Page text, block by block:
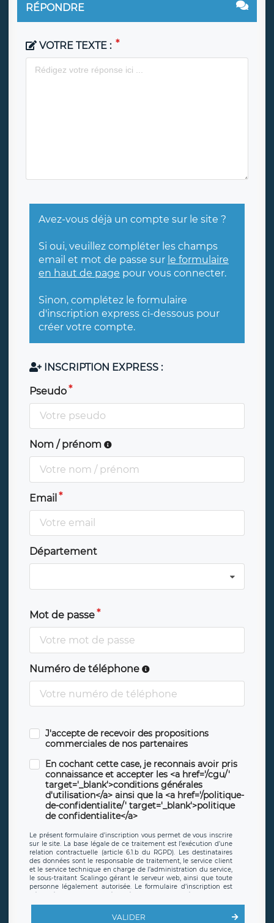
RÉPONDRE
VOTRE TEXTE :
Avez-vous déjà un compte sur le site ?
Si oui, veuillez compléter les champs
email et mot de passe sur le formulaire
en haut de page pour vous connecter.
Sinon, complétez le formulaire
d'inscription express ci-dessous pour
créer votre compte.
INSCRIPTION EXPRESS :
Pseudo
Nom / prénom
Email
Département
Mot de passe
Numéro de téléphone
J'accepte de recevoir des propositions
commerciales de nos partenaires
En cochant cette case, je reconnais avoir pris
connaissance et accepter les <a href='/cgu/'
target='_blank'>conditions générales
d'utilisation</a> ainsi que la <a href='/politique-
de-confidentialite/' target='_blank'>politique
de confidentialite</a>
Le présent formulaire d’inscription vous permet de vous inscrire
sur le site. La base légale de ce traitement est l’exécution d’une
relation contractuelle (article 6.1.b du RGPD). Les destinataires
des données sont le responsable de traitement, le service client
et le service technique en charge de l’administration du service,
le sous-traitant Scalingo gérant le serveur web, ainsi que toute
personne légalement autorisée. Le formulaire d’inscription est
offrant desclauses de protection conformes au RGPD. Les
en sollicite la suppression, étant entendu que vous pouvez
VALIDER